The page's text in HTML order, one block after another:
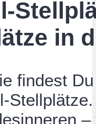
in
findest